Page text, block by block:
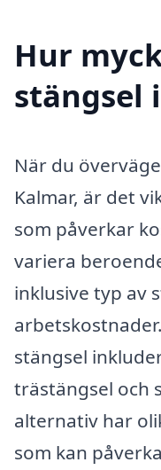
Hur
stängsel
När du
Kalmar, är det
som påverkar
variera
inklusive typ av
stängsel
trästängsel och
alternativ har
som kan